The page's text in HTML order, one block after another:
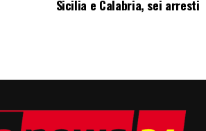
Sicilia e Calabria, sei arresti